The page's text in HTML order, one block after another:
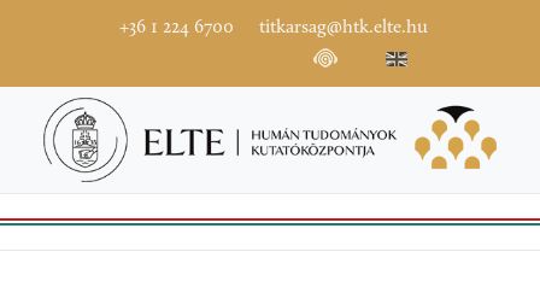
+36 1 224 6700 titkarsag@htk.elte.hu